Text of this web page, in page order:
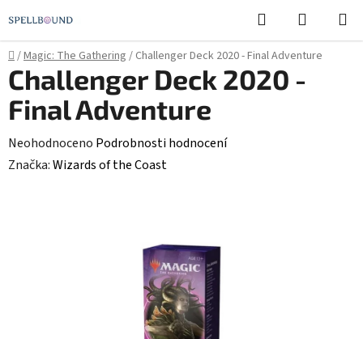
na
obsah
Hledat
KOŠÍK
Domů
/Magic: The Gathering / Challenger Deck 2020 - Final Adventure
Challenger Deck 2020 -
Final Adventure
Průměrné
hodnocení
Neohodnoceno Podrobnosti hodnocení
Značka:Wizards of the Coast